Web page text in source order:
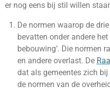
er nog eens bij stil willen
De normen waarop de
bevatten onder andere
bebouwing’. Die normen
en andere overlast. De
dat als gemeentes zich
de normen van de